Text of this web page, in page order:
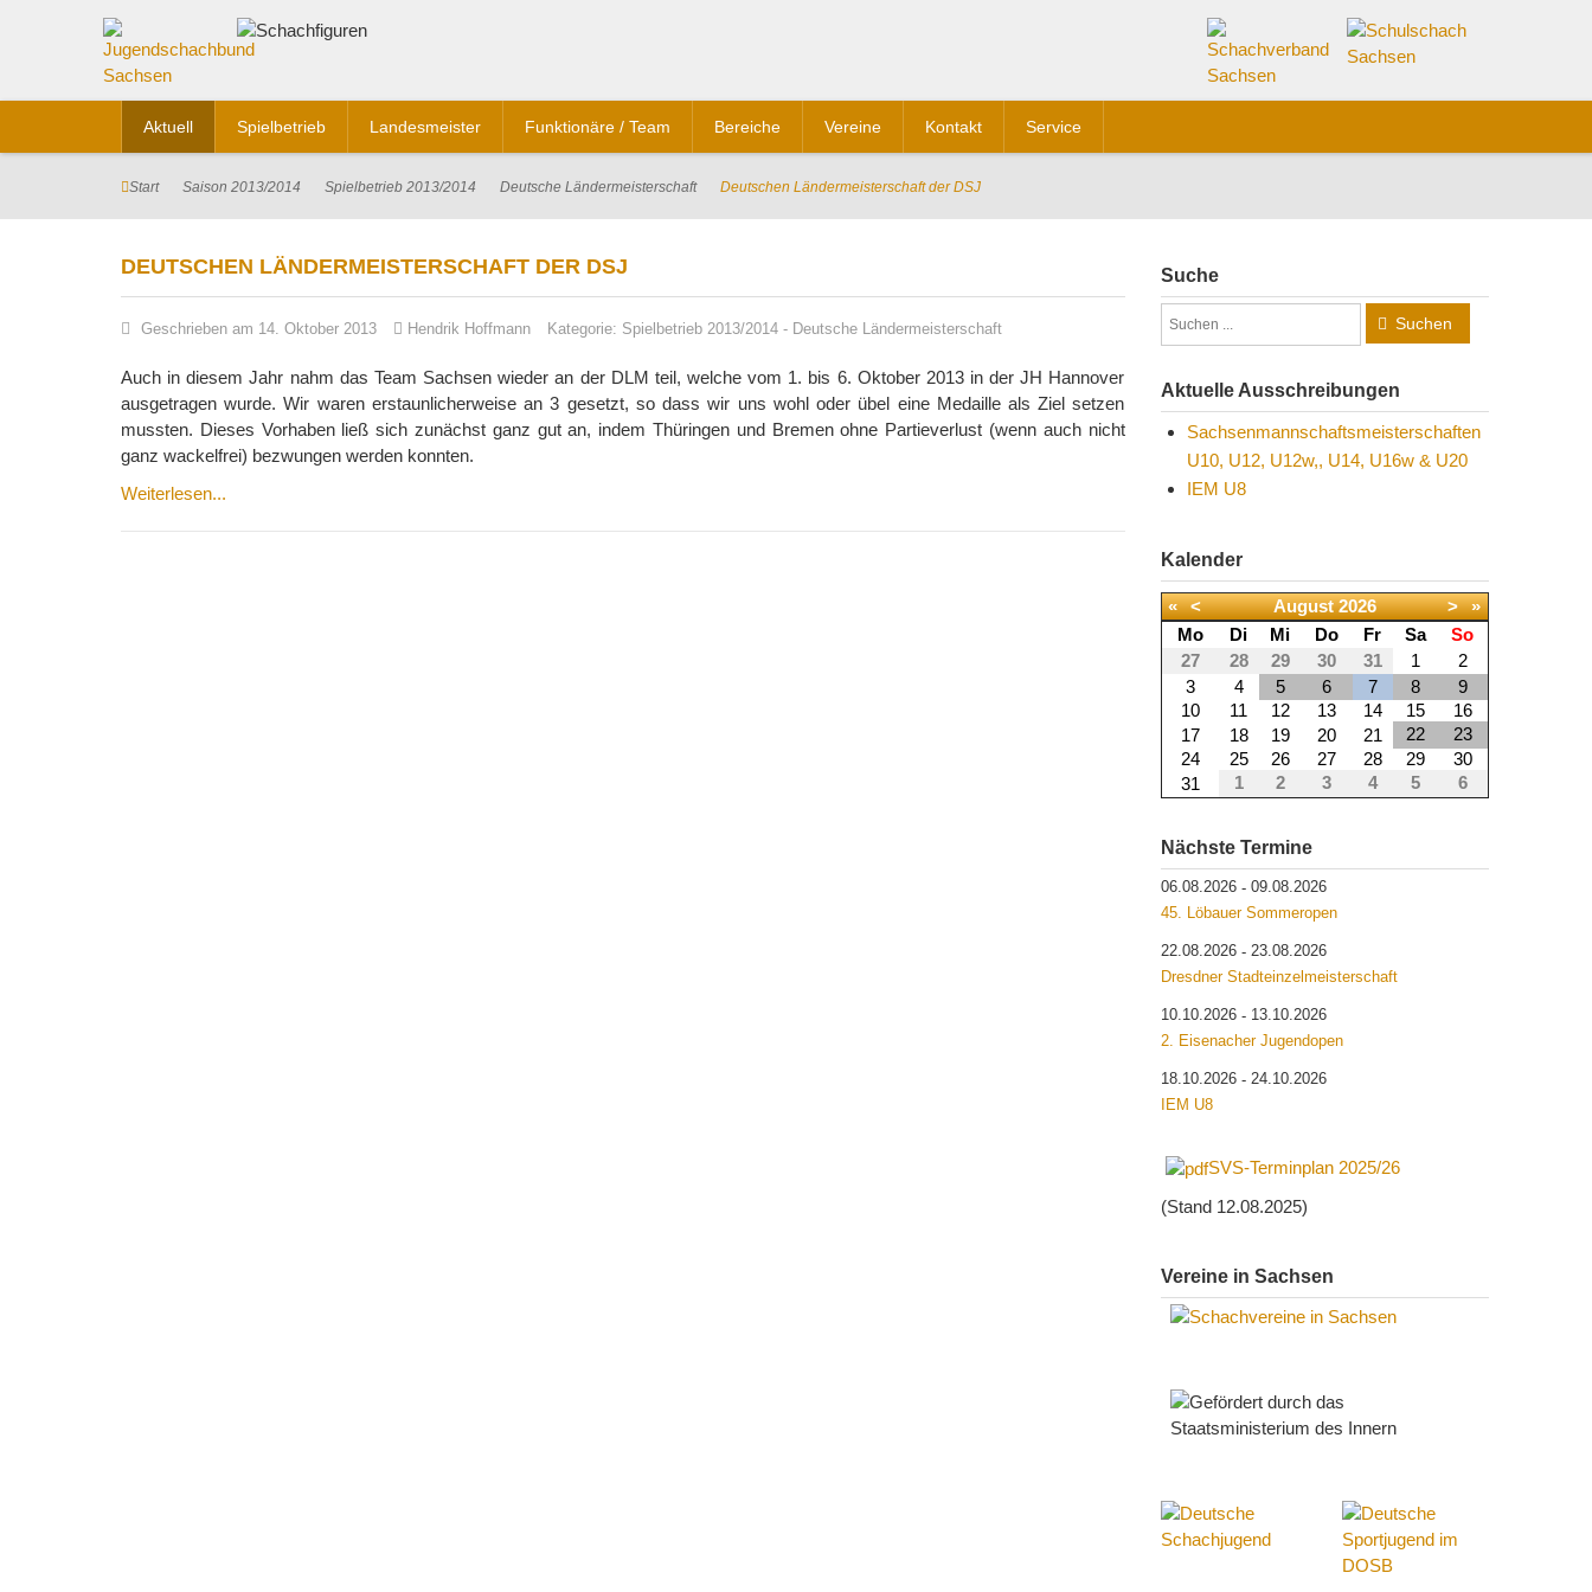
Aktuell Spielbetrieb Landesmeister Funktionäre / Team Bereiche Vereine Kontakt Service
Start Saison 2013/2014 Spielbetrieb 2013/2014 Deutsche Ländermeisterschaft Deutschen Ländermeisterschaft der DSJ
DEUTSCHEN LÄNDERMEISTERSCHAFT DER DSJ
Geschrieben am 14. Oktober 2013 Hendrik Hoffmann Kategorie: Spielbetrieb 2013/2014 - Deutsche Ländermeisterschaft
Auch in diesem Jahr nahm das Team Sachsen wieder an der DLM teil, welche vom 1. bis 6. Oktober 2013 in der JH Hannover
ausgetragen wurde. Wir waren erstaunlicherweise an 3 gesetzt, so dass wir uns wohl oder übel eine Medaille als Ziel setzen
mussten. Dieses Vorhaben ließ sich zunächst ganz gut an, indem Thüringen und Bremen ohne Partieverlust (wenn auch nicht
ganz wackelfrei) bezwungen werden konnten.
Weiterlesen...
Suche
Suchen
Aktuelle Ausschreibungen
Sachsenmannschaftsmeisterschaften
U10, U12, U12w,, U14, U16w & U20
IEM U8
Kalender
« < August 2026 >
»
Mo
Di Mi Do Fr Sa
So
27
28 29 30 31 1
2
3
4 5 6 7 8
9
10
11 12 13 14 15
16
17
18 19 20 21 22
23
24
25 26 27 28 29
30
31
1 2 3 4 5 6
Nächste Termine
06.08.2026- 09.08.2026
45. Löbauer Sommeropen
22.08.2026- 23.08.2026
Dresdner Stadteinzelmeisterschaft
10.10.2026- 13.10.2026
2. Eisenacher Jugendopen
18.10.2026- 24.10.2026
IEM U8
SVS-Terminplan 2025/26
(Stand 12.08.2025)
Vereine in Sachsen